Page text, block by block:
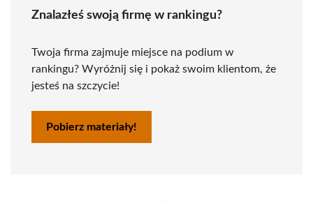
Znalazłeś swoją firmę w rankingu?
Twoja firma zajmuje miejsce na podium w
rankingu? Wyróżnij się i pokaż swoim klientom, że
jesteś na szczycie!
Pobierz materiały!